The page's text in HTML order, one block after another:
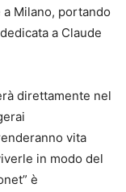
Milano, portando
a Claude
direttamente nel
vita
in modo del
è